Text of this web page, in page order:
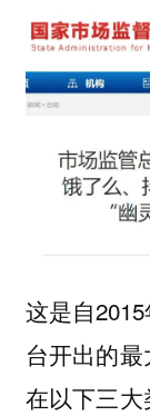
这是自
台开出的
在以下三